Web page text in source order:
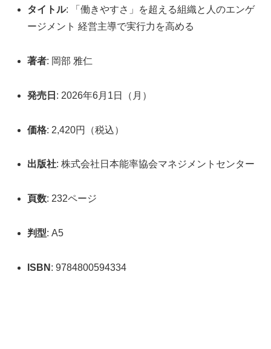
タイトル: 「働きやすさ」を超える組織と人のエンゲ
ージメント 経営主導で実行力を高める
著者: 岡部 雅仁
発売日 : 2026年6月1日（月）
価格: 2,420円（税込）
出版社: 株式会社日本能率協会マネジメントセンター
頁数: 232ページ
判型: A5
ISBN : 9784800594334